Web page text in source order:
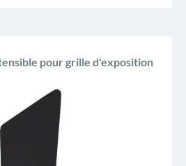
pour grille d'exposition